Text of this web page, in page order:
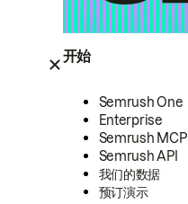
开始
Semrush One
Enterprise
Semrush MCP
Semrush API
我们的数据
预订演示